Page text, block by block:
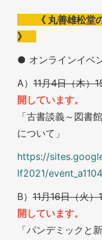
《 丸善雄松堂の
》
● オンラインイベ
A）11月4日（木）
開しています。
「古書談義～図書
について」
https://
lf2021/event_a1104
B）11月16日（火
開しています。
「パンデミックと